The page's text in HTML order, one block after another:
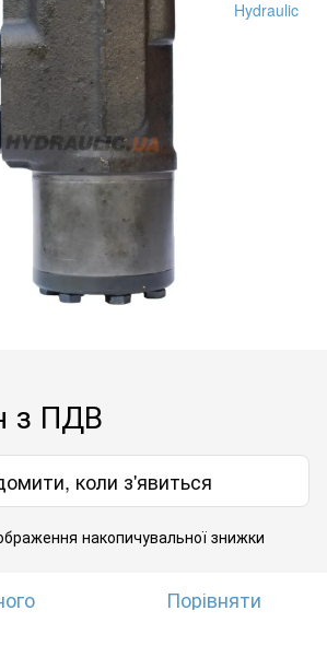
з ПДВ
коли з'явиться
накопичувальної знижки
Порівняти